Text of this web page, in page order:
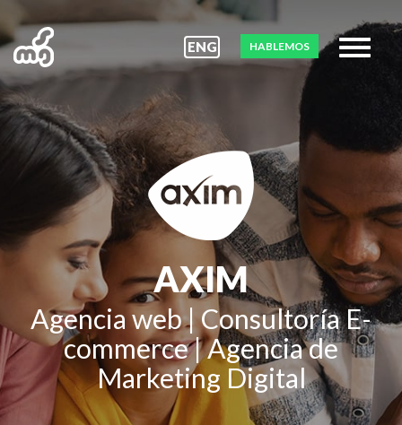
ENG HABLEMOS
AXIM
Agencia web|Consultoría E-
commerce|Agencia de
Marketing Digital